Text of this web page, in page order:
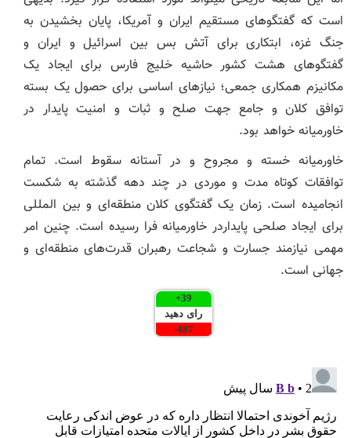
است که گفتگو‌های مستقیم ایران و آمریکا، پایان بخشیدن به
جنگ غزه، ابتکاری برای آتش بس بین اسرائیل و ایران و
گفتگو‌های هشت کشور حاشیه خلیج فارس برای ایجاد یک
مکانیزم همکاری جمعی؛ نیاز‌های اساسی برای حصول یک بسته
توافق کلان و جامع جهت صلح و ثبات و امنیت پایدار در
خاورمیانه خواهد بود.
خاورمیانه خسته و مجروح و در آستانه سقوط است. تمام
توافقات کوتاه مدت و موردی در چند دهه گذشته به شکست
انجامیده است. زمان یک گفتگوی کلان منطقه‌ای و بین المللی
برای ایجاد صلحی پایداردر خاورمیانه فرا رسیده است. چنین امر
مهمی نیازمند جسارت و شجاعت رهبران قدرت‌های منطقه‌ای و
جهانی است.
39
+
رای دهید
487
-